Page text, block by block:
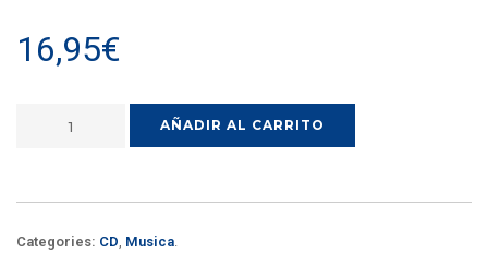
16,95€
AÑADIR AL CARRITO
Categories: CD, Musica.